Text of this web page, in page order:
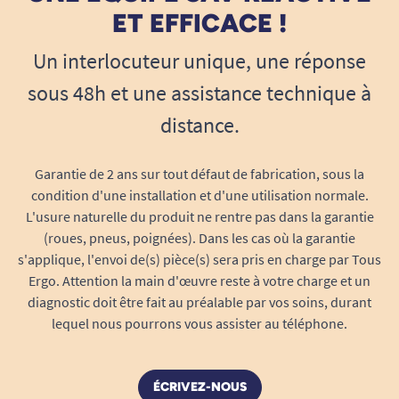
Pourquoi choisir le Verticalisateur
simple avec assise Toledo?
- Facile à utiliser, même par une personne seule
mobilité partielle
- Format compact adapté aux espaces étroits
- Stabilité optimale grâce aux freins sur les roues
- Assise intégrée pour plus de sécurité
- Montage simple avec les outils inclus
ET EFFICACE !
Un interlocuteur unique, une réponse
sous 48h et une assistance technique à
distance.
Garantie de 2 ans sur tout défaut de fabrication, sous la
condition d'une installation et d'une utilisation normale.
L'usure naturelle du produit ne rentre pas dans la garantie
(roues, pneus, poignées). Dans les cas où la garantie
s'applique, l'envoi de(s) pièce(s) sera pris en charge par Tous
Ergo. Attention la main d'œuvre reste à votre charge et un
diagnostic doit être fait au préalable par vos soins, durant
lequel nous pourrons vous assister au téléphone.
ÉCRIVEZ-NOUS